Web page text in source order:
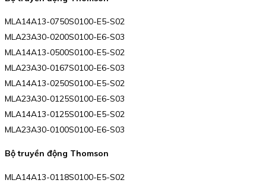
MLA14A13-0750S0100-E5-S02
MLA23A30-0200S0100-E6-S03
MLA14A13-0500S0100-E5-S02
MLA23A30-0167S0100-E6-S03
MLA14A13-0250S0100-E5-S02
MLA23A30-0125S0100-E6-S03
MLA14A13-0125S0100-E5-S02
MLA23A30-0100S0100-E6-S03
Bộ truyền động Thomson
MLA14A13-0118S0100-E5-S02